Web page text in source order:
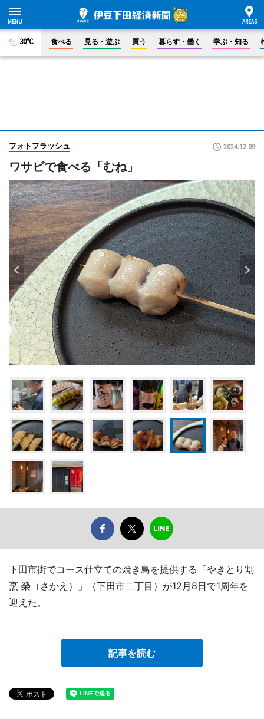
30°C 食べる 見る・遊ぶ 買う 暮らす・働く 学ぶ・知る
フォトフラッシュ 2024.12.09
ワサビで食べる「むね」
下田市街でコース仕立ての焼き鳥を提供する「やきとり割
烹 榮（さかえ）」（下田市二丁目）が12月8日で1周年を
迎えた。
記事を読む